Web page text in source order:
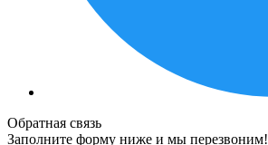
Обратная связь
Заполните форму ниже и мы перезвоним!